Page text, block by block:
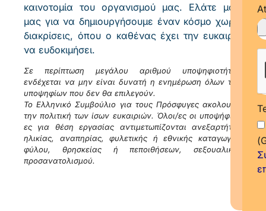
καινοτομία του οργανισμού μας. Ελάτε μαζί
μας για να δημιουργήσουμε έναν κόσμο χωρίς
διακρίσεις, όπου ο καθένας έχει την ευκαιρία
να ευδοκιμήσει.
Σε περίπτωση μεγάλου αριθμού υποψηφιοτήτων
ενδέχεται να μην είναι δυνατή η ενημέρωση όλων των
υποψηφίων που δεν θα επιλεγούν.
Το Ελληνικό Συμβούλιο για τους Πρόσφυγες ακολουθεί
την πολιτική των ίσων ευκαιριών. Όλοι/ες οι υποψήφιοι/
ες για θέση εργασίας αντιμετωπίζονται ανεξαρτήτως
ηλικίας, αναπηρίας, φυλετικής ή εθνικής καταγωγής,
φύλου, θρησκείας ή πεποιθήσεων, σεξουαλικού
προσανατολισμού.